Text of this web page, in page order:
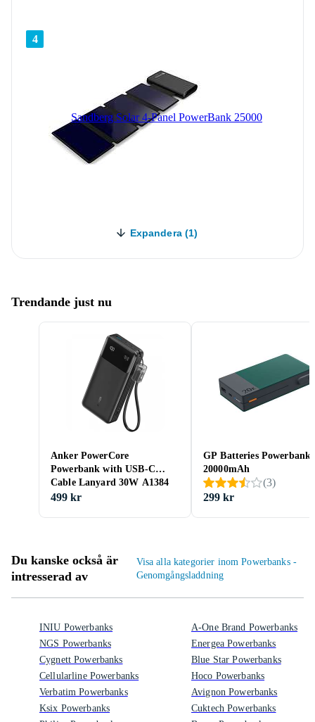
4
Sandberg Solar 4-Panel PowerBank 25000
Expandera (1)
Trendande just nu
Anker PowerCore
Powerbank with USB-C
Cable Lanyard 30W A1384
20000mAh
499 kr
GP Batteries Powerbank
20000mAh
(3)
299 kr
Du kanske också är
intresserad av
Visa alla kategorier inom Powerbanks -
Genomgångsladdning
INIU Powerbanks
NGS Powerbanks
Cygnett Powerbanks
Cellularline Powerbanks
Verbatim Powerbanks
Ksix Powerbanks
A-One Brand Powerbanks
Energea Powerbanks
Blue Star Powerbanks
Hoco Powerbanks
Avignon Powerbanks
Cuktech Powerbanks